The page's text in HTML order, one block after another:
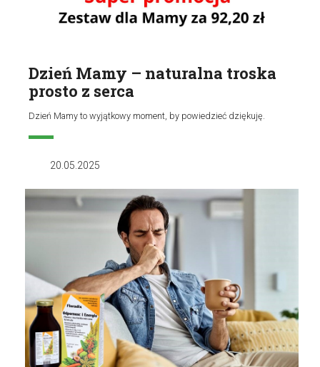
Dzień Mamy – naturalna troska
prosto z serca
Dzień Mamy to wyjątkowy moment, by powiedzieć dziękuję.
20.05.2025